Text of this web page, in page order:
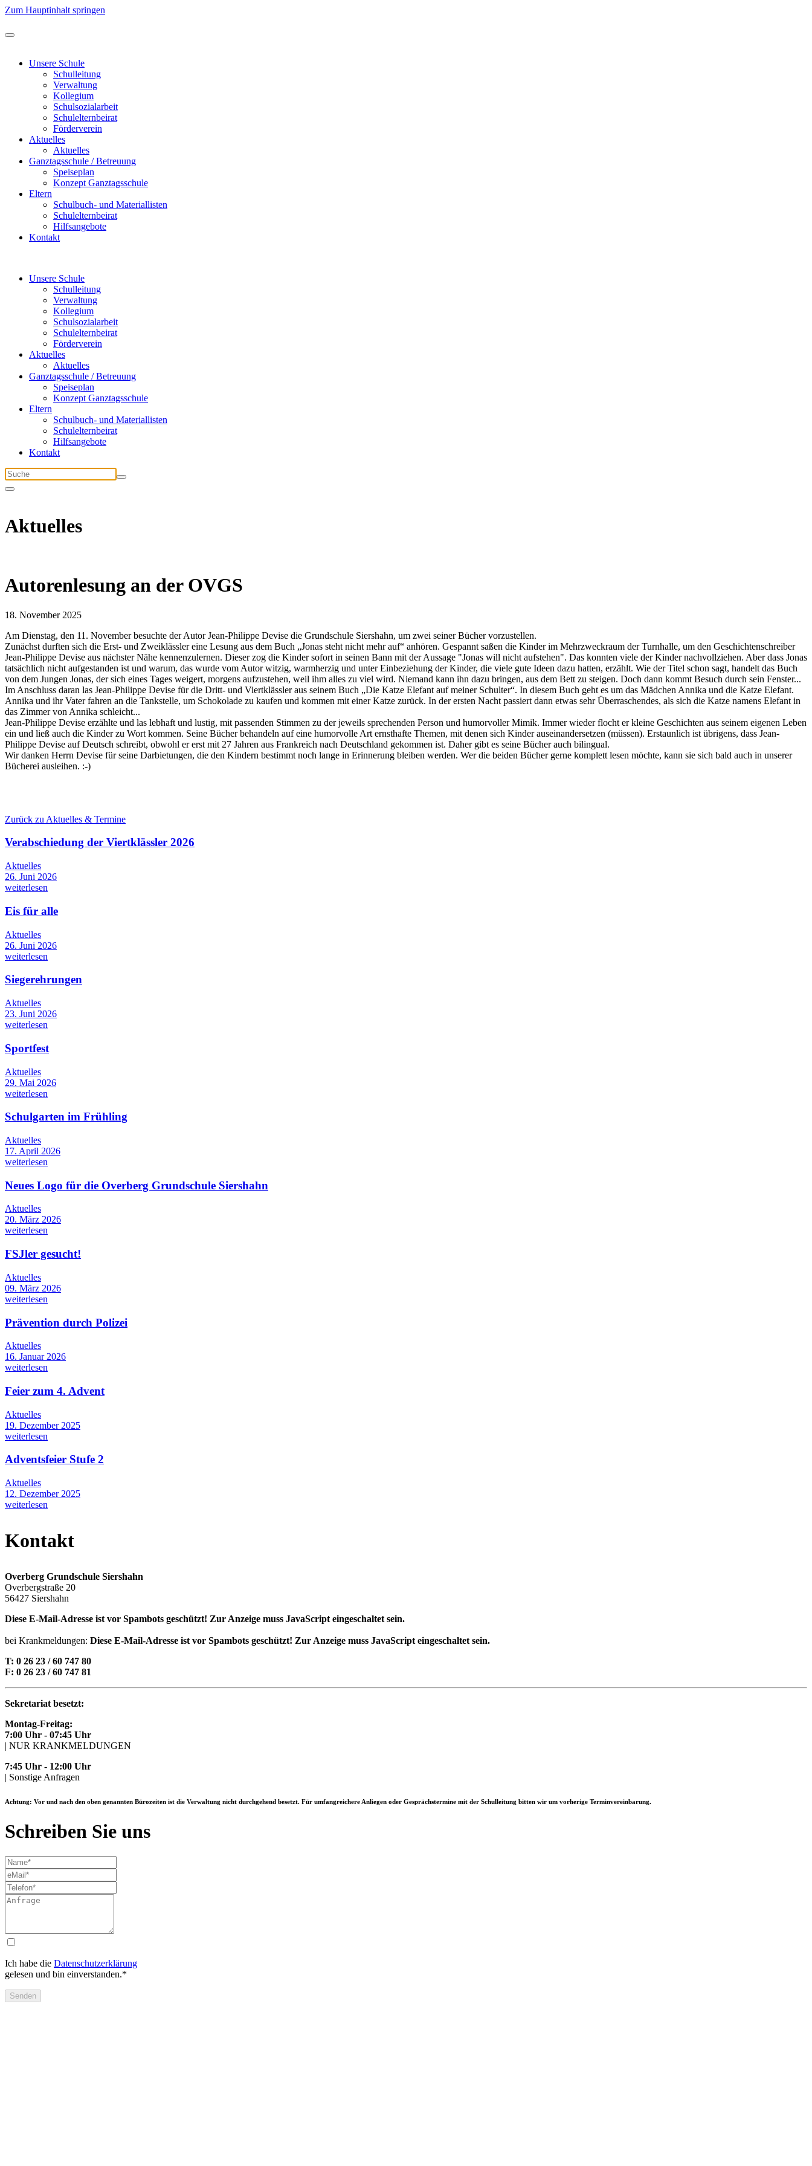
Zum Hauptinhalt springen
Unsere Schule
Schulleitung
Verwaltung
Kollegium
Schulsozialarbeit
Schulelternbeirat
Förderverein
Aktuelles
Aktuelles
Ganztagsschule / Betreuung
Speiseplan
Konzept Ganztagsschule
Eltern
Schulbuch- und Materiallisten
Schulelternbeirat
Hilfsangebote
Kontakt
Unsere Schule
Schulleitung
Verwaltung
Kollegium
Schulsozialarbeit
Schulelternbeirat
Förderverein
Aktuelles
Aktuelles
Ganztagsschule / Betreuung
Speiseplan
Konzept Ganztagsschule
Eltern
Schulbuch- und Materiallisten
Schulelternbeirat
Hilfsangebote
Kontakt
Aktuelles
Autorenlesung an der OVGS
18. November 2025
Am Dienstag, den 11. November besuchte der Autor Jean-Philippe Devise die Grundschule Siershahn, um zwei seiner Bücher vorzustellen.
Zunächst durften sich die Erst- und Zweiklässler eine Lesung aus dem Buch „Jonas steht nicht mehr auf“ anhören. Gespannt saßen die Kinder im Mehrzweckraum der Turnhalle, um den Geschichtenschreiber
Jean-Philippe Devise aus nächster Nähe kennenzulernen. Dieser zog die Kinder sofort in seinen Bann mit der Aussage "Jonas will nicht aufstehen". Das konnten viele der Kinder nachvollziehen. Aber dass Jonas
tatsächlich nicht aufgestanden ist und warum, das wurde vom Autor witzig, warmherzig und unter Einbeziehung der Kinder, die viele gute Ideen dazu hatten, erzählt. Wie der Titel schon sagt, handelt das Buch
von dem Jungen Jonas, der sich eines Tages weigert, morgens aufzustehen, weil ihm alles zu viel wird. Niemand kann ihn dazu bringen, aus dem Bett zu steigen. Doch dann kommt Besuch durch sein Fenster...
Im Anschluss daran las Jean-Philippe Devise für die Dritt- und Viertklässler aus seinem Buch „Die Katze Elefant auf meiner Schulter“. In diesem Buch geht es um das Mädchen Annika und die Katze Elefant.
Annika und ihr Vater fahren an die Tankstelle, um Schokolade zu kaufen und kommen mit einer Katze zurück. In der ersten Nacht passiert dann etwas sehr Überraschendes, als sich die Katze namens Elefant in
das Zimmer von Annika schleicht...
Jean-Philippe Devise erzählte und las lebhaft und lustig, mit passenden Stimmen zu der jeweils sprechenden Person und humorvoller Mimik. Immer wieder flocht er kleine Geschichten aus seinem eigenen Leben
ein und ließ auch die Kinder zu Wort kommen. Seine Bücher behandeln auf eine humorvolle Art ernsthafte Themen, mit denen sich Kinder auseinandersetzen (müssen). Erstaunlich ist übrigens, dass Jean-
Philippe Devise auf Deutsch schreibt, obwohl er erst mit 27 Jahren aus Frankreich nach Deutschland gekommen ist. Daher gibt es seine Bücher auch bilingual.
Wir danken Herrn Devise für seine Darbietungen, die den Kindern bestimmt noch lange in Erinnerung bleiben werden. Wer die beiden Bücher gerne komplett lesen möchte, kann sie sich bald auch in unserer
Bücherei ausleihen. :-)
Zurück zu Aktuelles & Termine
Verabschiedung der Viertklässler 2026
Aktuelles
26. Juni 2026
weiterlesen
Eis für alle
Aktuelles
26. Juni 2026
weiterlesen
Siegerehrungen
Aktuelles
23. Juni 2026
weiterlesen
Sportfest
Aktuelles
29. Mai 2026
weiterlesen
Schulgarten im Frühling
Aktuelles
17. April 2026
weiterlesen
Neues Logo für die Overberg Grundschule Siershahn
Aktuelles
20. März 2026
weiterlesen
FSJler gesucht!
Aktuelles
09. März 2026
weiterlesen
Prävention durch Polizei
Aktuelles
16. Januar 2026
weiterlesen
Feier zum 4. Advent
Aktuelles
19. Dezember 2025
weiterlesen
Adventsfeier Stufe 2
Aktuelles
12. Dezember 2025
weiterlesen
Kontakt
Overberg Grundschule Siershahn
Overbergstraße 20
56427 Siershahn
Diese E-Mail-Adresse ist vor Spambots geschützt! Zur Anzeige muss JavaScript eingeschaltet sein.
bei Krankmeldungen: Diese E-Mail-Adresse ist vor Spambots geschützt! Zur Anzeige muss JavaScript eingeschaltet sein.
T: 0 26 23 / 60 747 80
F: 0 26 23 / 60 747 81
Sekretariat besetzt:
Montag-Freitag:
7:00 Uhr - 07:45 Uhr
| NUR KRANKMELDUNGEN
7:45 Uhr - 12:00 Uhr
| Sonstige Anfragen
Achtung: Vor und nach den oben genannten Bürozeiten ist die Verwaltung nicht durchgehend besetzt. Für umfangreichere Anliegen oder Gesprächstermine mit der Schulleitung bitten wir um vorherige Terminvereinbarung.
Schreiben Sie uns
Ich habe die Datenschutzerklärung
gelesen und bin einverstanden.*
Senden